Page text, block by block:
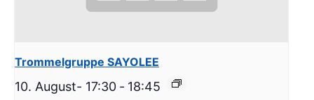
Trommelgruppe SAYOLEE
10. August- 17:30 - 18:45